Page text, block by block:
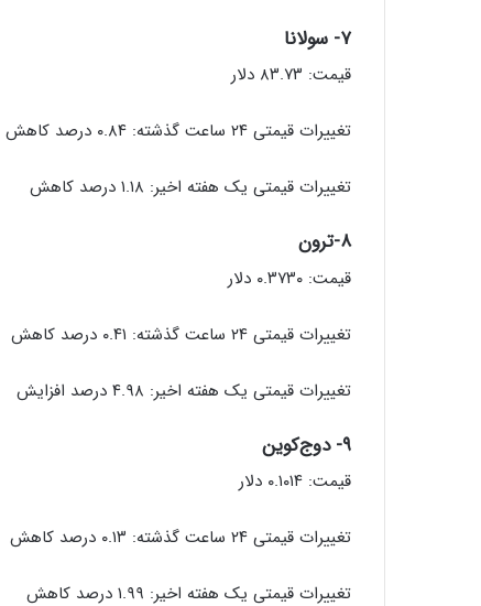
۷- سولانا
قیمت: ۸۳.۷۳ دلار
تغییرات قیمتی ۲۴ ساعت گذشته: ۰.۸۴ درصد کاهش
تغییرات قیمتی یک هفته اخیر: ۱.۱۸ درصد کاهش
۸-ترون
قیمت: ۰.۳۷۳۰ دلار
تغییرات قیمتی ۲۴ ساعت گذشته: ۰.۴۱ درصد کاهش
تغییرات قیمتی یک هفته اخیر: ۴.۹۸ درصد افزایش
۹- دوج‌کوین
قیمت: ۰.۱۰۱۴ دلار
تغییرات قیمتی ۲۴ ساعت گذشته: ۰.۱۳ درصد کاهش
تغییرات قیمتی یک هفته اخیر: ۱.۹۹ درصد کاهش